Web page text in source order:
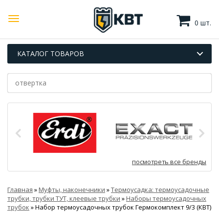
0 шт.
КАТАЛОГ ТОВАРОВ
посмотреть все бренды
Главная »Муфты, наконечники »Термоусадка: термоусадочные
трубки, трубки ТУТ, клеевые трубки »Наборы термоусадочных
трубок »Набор термоусадочных трубок Гермокомплект 9/3 (КВТ)